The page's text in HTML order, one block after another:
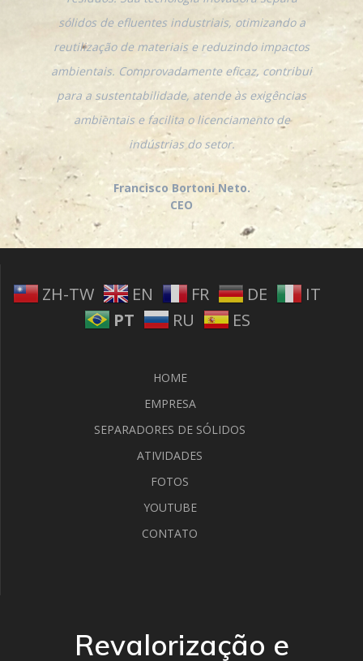
sólidos de efluentes industriais, otimizando a
reutilização de materiais e reduzindo impactos
ambientais. Comprovadamente eficaz, contribui
para a sustentabilidade, atende às exigências
ambientais e facilita o licenciamento de
indústrias do setor.
Francisco Bortoni Neto.
CEO
ZH-TW EN FR DE
IT
PT
RU ES
HOME
EMPRESA
SEPARADORES DE SÓLIDOS
ATIVIDADES
FOTOS
YOUTUBE
CONTATO
Revalorização e